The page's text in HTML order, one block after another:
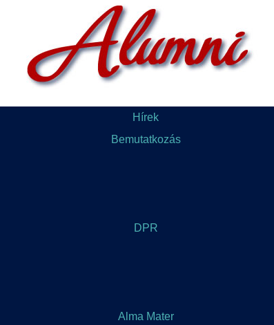
Hírek
Bemutatkozás
DPR
Alma Mater